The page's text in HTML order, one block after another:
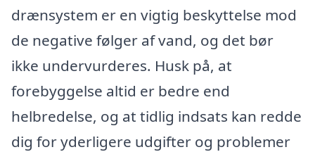
drænsystem er en vigtig beskyttelse mod
de negative følger af vand, og det bør
ikke undervurderes. Husk på, at
forebyggelse altid er bedre end
helbredelse, og at tidlig indsats kan redde
dig for yderligere udgifter og problemer